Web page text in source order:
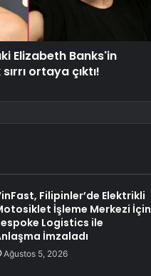
Elizabeth Banks'in
ortaya çıktı!
Filipinler’de Elektrikli
İşleme Merkezi İçin
Logistics ile
İmzaladı
Ağustos 5, 2026